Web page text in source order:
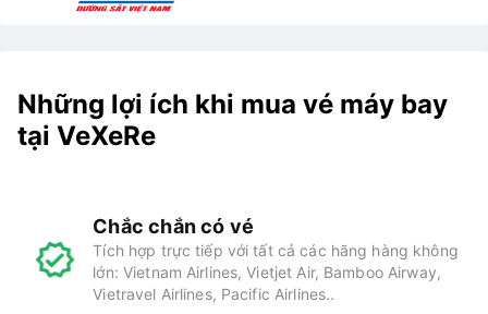
Những lợi ích khi mua vé máy bay
tại VeXeRe
Chắc chắn có vé
Tích hợp trực tiếp với tất cả các hãng hàng không
lớn: Vietnam Airlines, Vietjet Air, Bamboo Airway,
Vietravel Airlines, Pacific Airlines..